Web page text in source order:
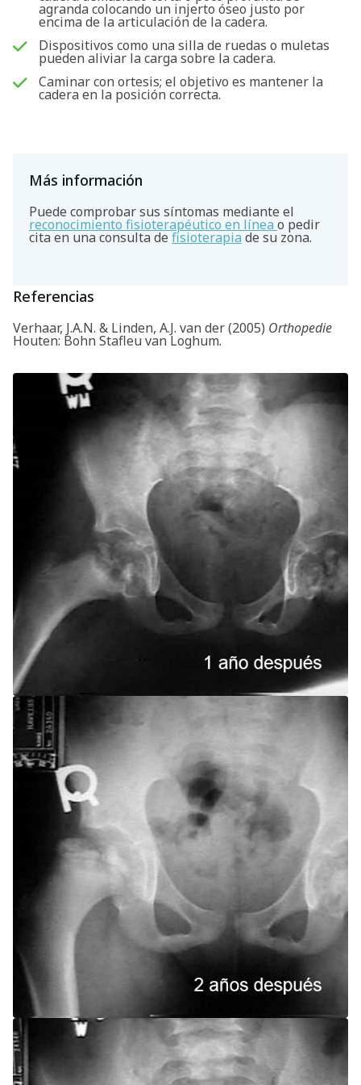
Buscar
agranda colocando un injerto óseo justo por
encima de la articulación de la cadera.
Dispositivos como una silla de ruedas o muletas
pueden aliviar la carga sobre la cadera.
Caminar con ortesis; el objetivo es mantener la
cadera en la posición correcta.
Más información
Puede comprobar sus síntomas mediante el
reconocimiento fisioterapéutico en línea o pedir
cita en una consulta de fisioterapia de su zona.
Referencias
Verhaar, J.A.N. & Linden, A.J. van der (2005) Orthopedie
Houten: Bohn Stafleu van Loghum.